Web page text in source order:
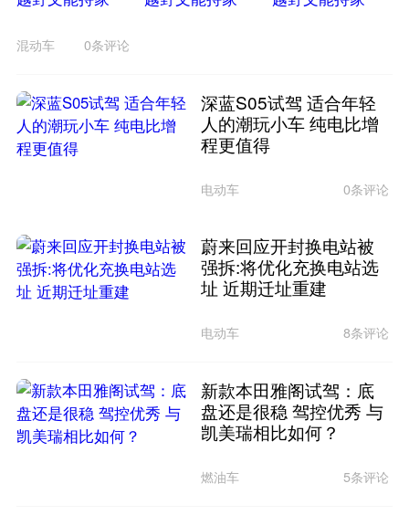
混动车 0条评论
深蓝S05试驾 适合年轻
人的潮玩小车 纯电比增
程更值得
电动车 0条评论
蔚来回应开封换电站被
强拆:将优化充换电站选
址 近期迁址重建
电动车 8条评论
新款本田雅阁试驾：底
盘还是很稳 驾控优秀 与
凯美瑞相比如何？
燃油车 5条评论